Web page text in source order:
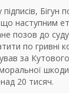
Бігун
наступним
позов до
по гривні
за
20 тисяч.